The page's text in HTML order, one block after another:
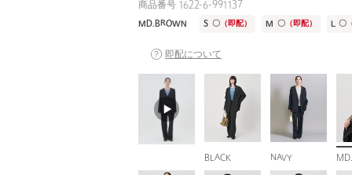
商品番号 1622-6-991137
MD.BROWN S 〇（即配） M 〇（即配） 〇
即配について
BLACK NAVY